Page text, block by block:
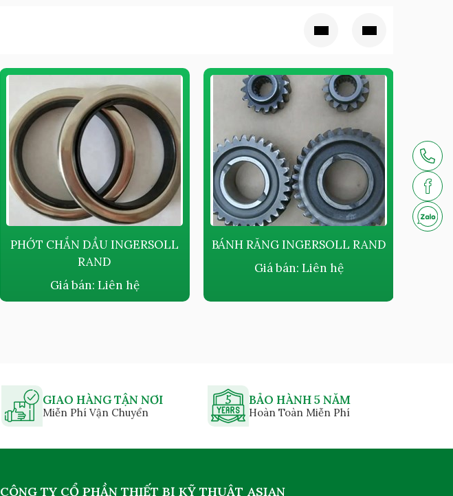
PHỚT CHẮN DẦU INGERSOLL
RAND
Giá bán: Liên hệ
BÁNH RĂNG INGERSOLL RAND
Giá bán: Liên hệ
GIAO HÀNG TẬN NƠI
Miễn Phí Vận Chuyển
BẢO HÀNH 5 NĂM
Hoàn Toàn Miễn Phí
CÔNG TY CỔ PHẦN THIẾT BỊ KỸ THUẬT ASIAN